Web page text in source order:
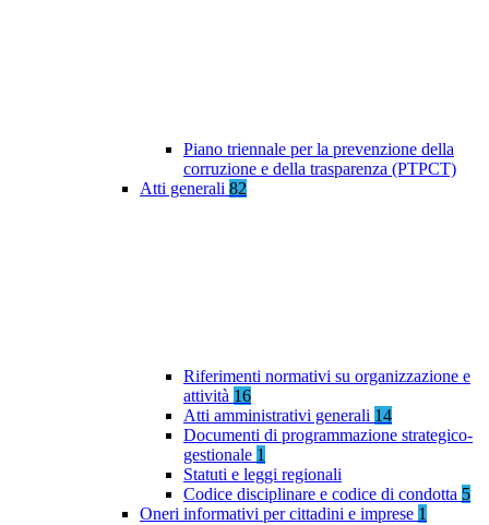
Piano triennale per la prevenzione della
corruzione e della trasparenza (PTPCT)
Atti generali 82
Riferimenti normativi su organizzazione e
attività 16
Atti amministrativi generali 14
Documenti di programmazione strategico-
gestionale 1
Statuti e leggi regionali
Codice disciplinare e codice di condotta 5
Oneri informativi per cittadini e imprese 1